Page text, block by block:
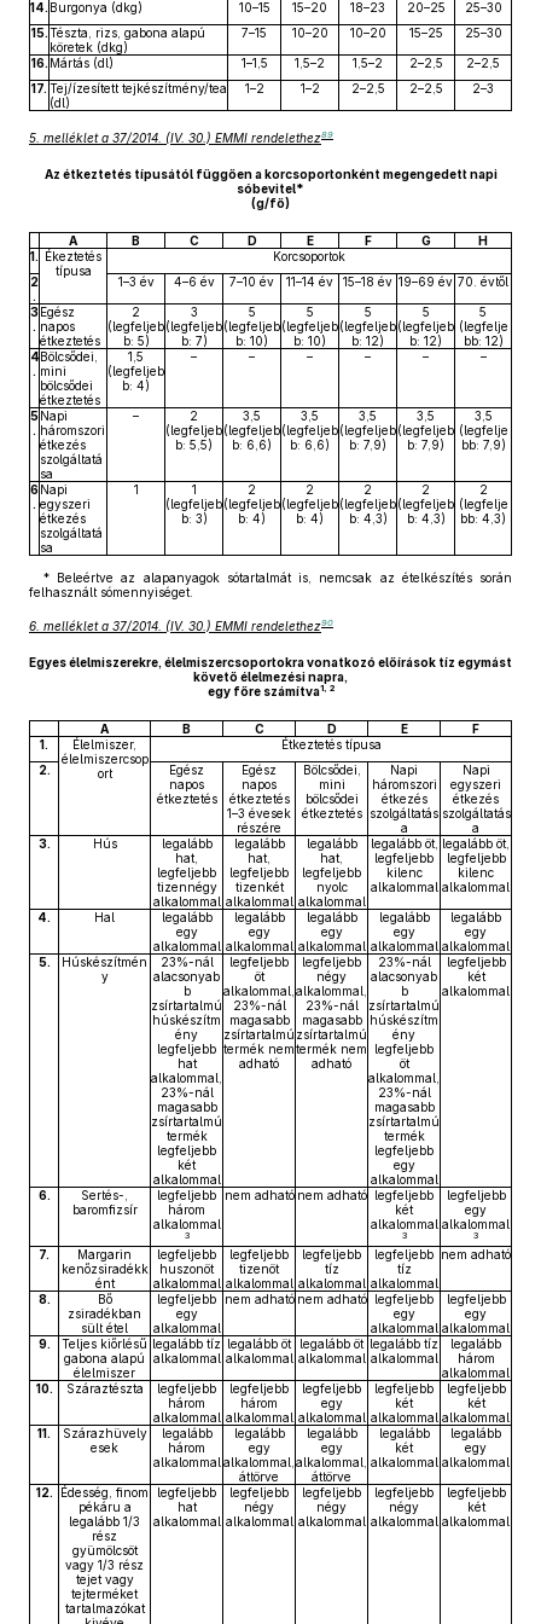
14. Burgonya (dkg) 10–15 15–20 18–23 20–25
25–30
15.Tészta, rizs, gabona alapú
köretek (dkg)
7–15 10–20 10–20 15–25 25–30
16. Mártás (dl) 1–1,5 1,5–2 1,5–2 2–2,5
2–2,5
17. Tej/ízesített tejkészítmény/tea
(dl)
1–2 1–2 2–2,5 2–2,5 2–3
5. melléklet a 37/2014. (IV. 30.) EMMI rendelethez89
Az étkeztetés típusától függően a korcsoportonként megengedett napi
sóbevitel*
(g/fő)
A B C D E F G
H
1. Ékeztetés
típusa
Korcsoportok
2
.
1–3 év 4–6 év 7–10 év 11–14 év 15–18 év 19–69 év 70. évtől
3
.
Egész
napos
étkeztetés
2
(legfeljeb
b: 5)
3
(legfeljeb
b: 7)
5
(legfeljeb
b: 10)
5
(legfeljeb
b: 10)
5
(legfeljeb
b: 12)
5
(legfeljeb
b: 12)
5
(legfelje
bb: 12)
4
.
Bölcsődei,
mini
bölcsődei
étkeztetés
1,5
(legfeljeb
b: 4)
– – – – – –
5
.
Napi
háromszori
étkezés
szolgáltatá
sa
–
2
(legfeljeb
b: 5,5)
3,5
(legfeljeb
b: 6,6)
3,5
(legfeljeb
b: 6,6)
3,5
(legfeljeb
b: 7,9)
3,5
(legfeljeb
b: 7,9)
3,5
(legfelje
bb: 7,9)
6
.
Napi
egyszeri
étkezés
szolgáltatá
sa
1
1
(legfeljeb
b: 3)
2
(legfeljeb
b: 4)
2
(legfeljeb
b: 4)
2
(legfeljeb
b: 4,3)
2
(legfeljeb
b: 4,3)
2
(legfelje
bb: 4,3)
* Beleértve az alapanyagok sótartalmát is, nemcsak az ételkészítés során
felhasznált sómennyiséget.
6. melléklet a 37/2014. (IV. 30.) EMMI rendelethez90
Egyes élelmiszerekre, élelmiszercsoportokra vonatkozó előírások tíz egymást
követő élelmezési napra,
egy főre számítva1, 2
A B C D E
F
1.
Élelmiszer,
élelmiszercsop
ort
Étkeztetés típusa
2.
Egész
napos
étkeztetés
Egész
napos
étkeztetés
1–3 évesek
részére
Bölcsődei,
mini
bölcsődei
étkeztetés
Napi
háromszori
étkezés
szolgáltatás
a
Napi
egyszeri
étkezés
szolgáltatás
a
3.
Hús
legalább
hat,
legfeljebb
tizennégy
alkalommal
legalább
hat,
legfeljebb
tizenkét
alkalommal
legalább
hat,
legfeljebb
nyolc
alkalommal
legalább öt,
legfeljebb
kilenc
alkalommal
legalább öt,
legfeljebb
kilenc
alkalommal
4. Hal
legalább
egy
alkalommal
legalább
egy
alkalommal
legalább
egy
alkalommal
legalább
egy
alkalommal
legalább
egy
alkalommal
5.
Húskészítmén
y
23%-nál
alacsonyab
b
zsírtartalmú
húskészítm
ény
legfeljebb
hat
alkalommal,
23%-nál
magasabb
zsírtartalmú
termék
legfeljebb
két
alkalommal
legfeljebb
öt
alkalommal,
23%-nál
magasabb
zsírtartalmú
termék nem
adható
legfeljebb
négy
alkalommal,
23%-nál
magasabb
zsírtartalmú
termék nem
adható
23%-nál
alacsonyab
b
zsírtartalmú
húskészítm
ény
legfeljebb
öt
alkalommal,
23%-nál
magasabb
zsírtartalmú
termék
legfeljebb
egy
alkalommal
legfeljebb
két
alkalommal
6.
Sertés-,
baromfizsír
legfeljebb
három
alkalommal
3
nem adható nem adható
legfeljebb
két
alkalommal
3
legfeljebb
egy
alkalommal
3
7.
Margarin
kenőzsiradékk
ént
legfeljebb
huszonöt
alkalommal
legfeljebb
tizenöt
alkalommal
legfeljebb
tíz
alkalommal
legfeljebb
tíz
alkalommal
nem adható
8.
Bő
zsiradékban
sült étel
legfeljebb
egy
alkalommal
nem adható nem adható
legfeljebb
egy
alkalommal
legfeljebb
egy
alkalommal
9.
Teljes kiőrlésű
gabona alapú
élelmiszer
legalább tíz
alkalommal
legalább öt
alkalommal
legalább öt
alkalommal
legalább tíz
alkalommal
legalább
három
alkalommal
10.
Száraztészta
legfeljebb
három
alkalommal
legfeljebb
három
alkalommal
legfeljebb
egy
alkalommal
legfeljebb
két
alkalommal
legfeljebb
két
alkalommal
11.
Szárazhüvely
esek
legalább
három
alkalommal
legalább
egy
alkalommal,
áttörve
legalább
egy
alkalommal,
áttörve
legalább
két
alkalommal
legalább
egy
alkalommal
12.
Édesség, finom
pékáru a
legalább 1/3
rész
gyümölcsöt
vagy 1/3 rész
tejet vagy
tejterméket
tartalmazókat
legfeljebb
hat
alkalommal
legfeljebb
négy
alkalommal
legfeljebb
négy
alkalommal
legfeljebb
négy
alkalommal
legfeljebb
két
alkalommal